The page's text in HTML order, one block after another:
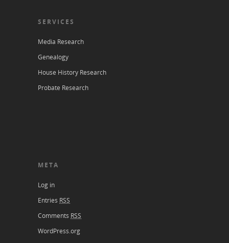
SERVICES
Media Research
Genealogy
House History Research
Probate Research
META
Log in
Entries RSS
Comments RSS
WordPress.org